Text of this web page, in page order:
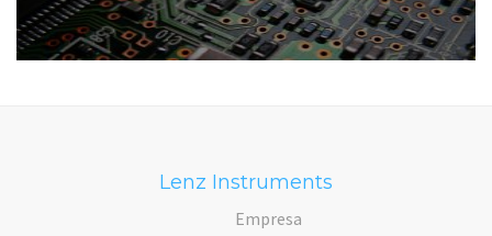
Lenz Instruments
Empresa